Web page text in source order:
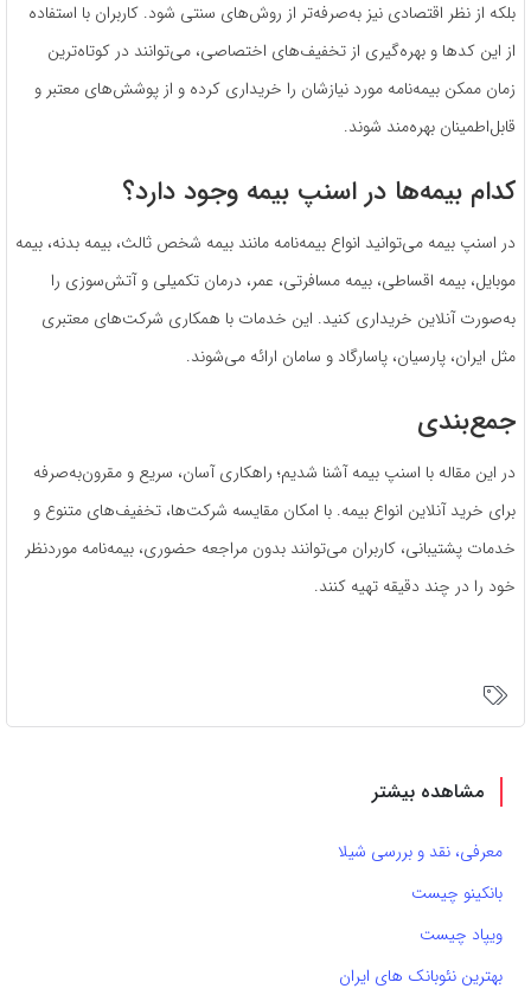
بلکه از نظر اقتصادی نیز به‌صرفه‌تر از روش‌های سنتی شود. کاربران با استفاده
از این کدها و بهره‌گیری از تخفیف‌های اختصاصی، می‌توانند در کوتاه‌ترین
زمان ممکن بیمه‌نامه مورد نیازشان را خریداری کرده و از پوشش‌های معتبر و
قابل‌اطمینان بهره‌مند شوند.
کدام بیمه‌ها در اسنپ بیمه وجود دارد؟
در اسنپ بیمه می‌توانید انواع بیمه‌نامه مانند بیمه شخص ثالث، بیمه بدنه، بیمه
موبایل، بیمه اقساطی، بیمه مسافرتی، عمر، درمان تکمیلی و آتش‌سوزی را
به‌صورت آنلاین خریداری کنید. این خدمات با همکاری شرکت‌های معتبری
مثل ایران، پارسیان، پاسارگاد و سامان ارائه می‌شوند.
جمع‌بندی
در این مقاله با اسنپ بیمه آشنا شدیم؛ راهکاری آسان، سریع و مقرون‌به‌صرفه
برای خرید آنلاین انواع بیمه. با امکان مقایسه شرکت‌ها، تخفیف‌های متنوع و
خدمات پشتیبانی، کاربران می‌توانند بدون مراجعه حضوری، بیمه‌نامه موردنظر
خود را در چند دقیقه تهیه کنند.
مشاهده بیشتر
معرفی، نقد و بررسی شیلا
بانکینو چیست
ویپاد چیست
بهترین نئوبانک های ایران